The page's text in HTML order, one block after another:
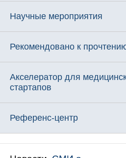
Научные мероприятия
Рекомендовано к
Акселератор для
стартапов
Референс-центр